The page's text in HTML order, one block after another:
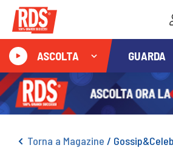
ASCOLTA GUARDA
Torna a Magazine /